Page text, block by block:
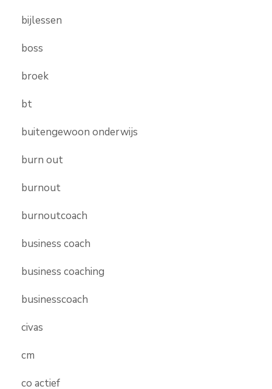
bijlessen
boss
broek
bt
buitengewoon onderwijs
burn out
burnout
burnoutcoach
business coach
business coaching
businesscoach
civas
cm
co actief